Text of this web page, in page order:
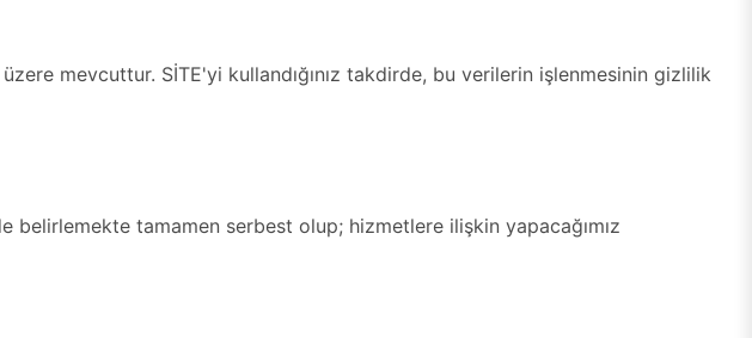
mevcuttur. SİTE'yi kullandığınız takdirde, bu verilerin işlenmesinin gizlilik
belirlemekte tamamen serbest olup; hizmetlere ilişkin yapacağımız